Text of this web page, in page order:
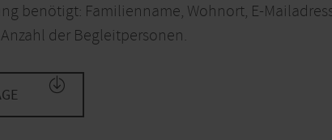
benötigt: Familienname, Wohnort, E-
der Begleitpersonen.